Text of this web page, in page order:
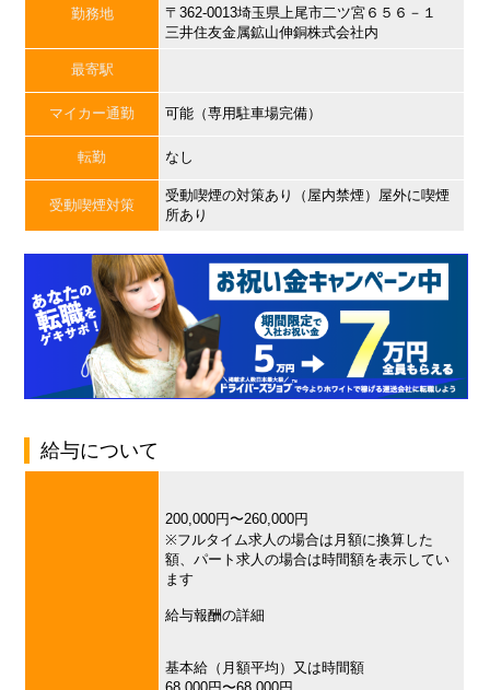
勤務地
〒362-0013埼玉県上尾市二ツ宮６５６－１
三井住友金属鉱山伸銅株式会社内
最寄駅
マイカー通勤 可能（専用駐車場完備）
転勤 なし
受動喫煙対策
受動喫煙の対策あり（屋内禁煙）屋外に喫煙
所あり
給与について
200,000円〜260,000円
※フルタイム求人の場合は月額に換算した
額、パート求人の場合は時間額を表示してい
ます
給与報酬の詳細
基本給（月額平均）又は時間額